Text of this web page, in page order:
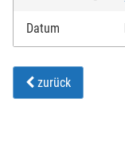
Datum
zurück